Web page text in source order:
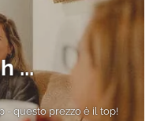
...
- questo prezzo è il top!